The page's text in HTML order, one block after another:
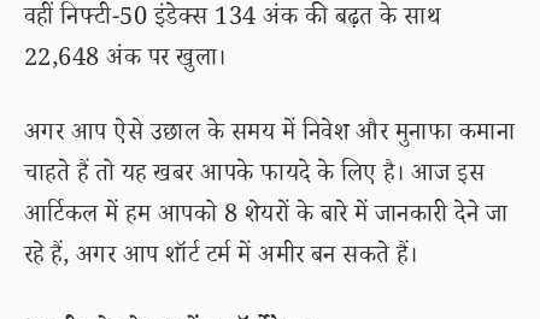
वहीं निफ्टी-50 इंडेक्स 134 अंक की बढ़त के साथ
22,648 अंक पर खुला।
अगर आप ऐसे उछाल के समय में निवेश और मुनाफा कमाना
चाहते हैं तो यह खबर आपके फायदे के लिए है। आज इस
आर्टिकल में हम आपको 8 शेयरों के बारे में जानकारी देने जा
रहे हैं, अगर आप शॉर्ट टर्म में अमीर बन सकते हैं।